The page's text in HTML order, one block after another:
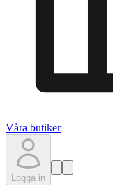
Våra butiker
Logga in